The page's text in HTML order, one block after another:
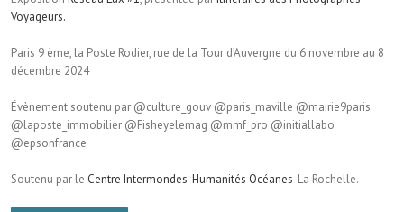
Voyageurs.
Paris 9 ème, la Poste Rodier, rue de la Tour d’Auvergne du 6 novembre au 8
décembre 2024
Évènement soutenu par @culture_gouv @paris_maville @mairie9paris
@laposte_immobilier @Fisheyelemag @mmf_pro @initiallabo
@epsonfrance
Soutenu par le Centre Intermondes-Humanités Océanes-La Rochelle.